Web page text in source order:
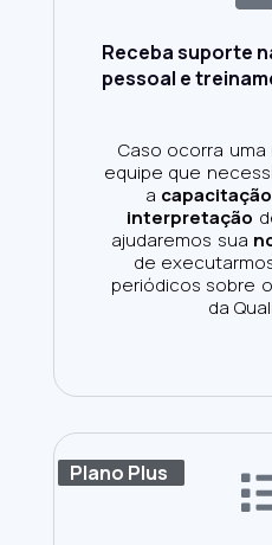
Receba suporte
pessoal e
Caso ocorra uma
equipe que
a capacitação
interpretação
ajudaremos sua
de
periódicos sobre
da
Plano Plus